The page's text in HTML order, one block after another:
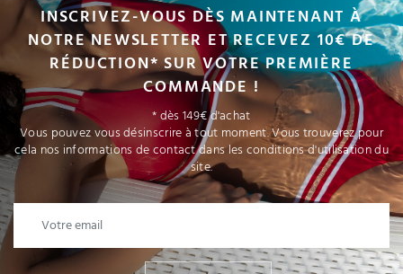
INSCRIVEZ-VOUS DÈS MAINTENANT À
NOTRE NEWSLETTER ET RECEVEZ 10€ DE
RÉDUCTION* SUR VOTRE PREMIÈRE
COMMANDE !
* dès 149€ d'achat
Vous pouvez vous désinscrire à tout moment. Vous trouverez pour
cela nos informations de contact dans les conditions d'utilisation du
site.